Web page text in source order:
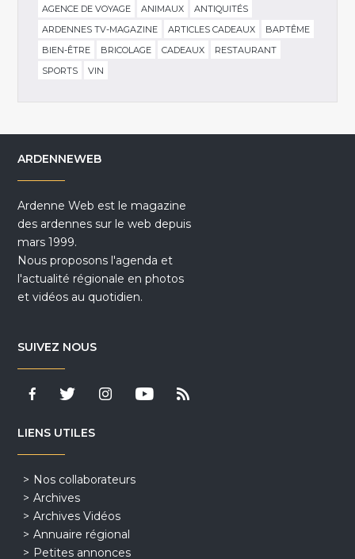
AGENCE DE VOYAGE ANIMAUX
ANTIQUITÉS
ARDENNES TV-MAGAZINE
ARTICLES CADEAUX
BAPTÊME
BIEN-ÊTRE
BRICOLAGE CADEAUX
RESTAURANT
SPORTS
VIN
ARDENNEWEB
Ardenne Web est le magazine
des ardennes sur le web depuis
mars 1999.
Nous proposons l'agenda et
l'actualité régionale en photos
et vidéos au quotidien.
SUIVEZ NOUS
LIENS UTILES
Nos collaborateurs
Archives
Archives Vidéos
Annuaire régional
Petites annonces